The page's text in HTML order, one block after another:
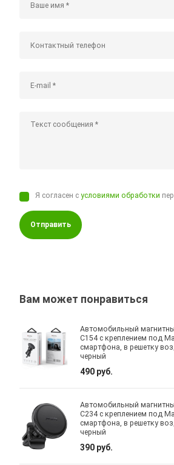
Я согласен сусловиями обработки
Отправить
Вам может понравиться
Автомобильный
C154 с креплением под
смартфона, в решетку
черный
490 руб.
Автомобильный
C234 с креплением под
смартфона, в решетку
черный
390 руб.